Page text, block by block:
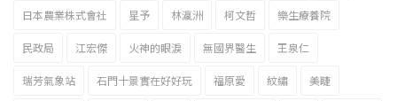
日本農業株式會社 星予 林瀛洲 柯文哲 樂生療養院
民政局 江宏傑 火神的眼淚 無國界醫生 王泉仁
瑞芳氣象站 石門十景實在好好玩 福原愛 紋繡 美睫